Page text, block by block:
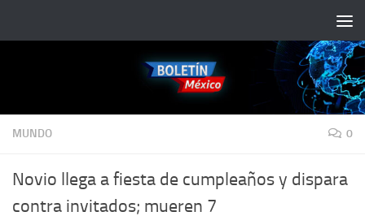
MUNDO 0
Novio llega a fiesta de cumpleaños y dispara
contra invitados; mueren 7